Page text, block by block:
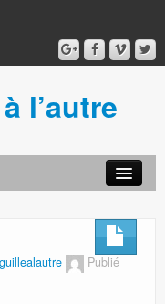
l’autre
Publié